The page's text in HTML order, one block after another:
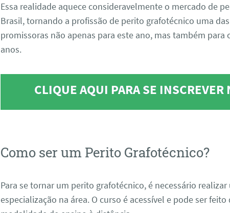
Essa realidade aquece consideravelmente o mercado de
Brasil, tornando a profissão de perito grafotécnico uma
promissoras não apenas para este ano, mas também para
anos.
CLIQUE AQUI PARA SE INSCREVER
Como ser um Perito Grafotécnico?
Para se tornar um perito grafotécnico, é necessário
especialização na área. O curso é acessível e pode ser